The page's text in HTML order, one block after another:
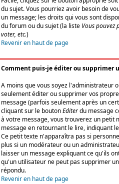
du sujet. Vous pourriez avoir besoin de
un message; les droits qui vous sont
du forum ou du sujet (la liste Vous pouvez
voter, etc.)
Revenir en haut de page
Comment puis-je éditer ou supprimer
A moins que vous soyez l'administrateur
seulement éditer ou supprimer vos
message (parfois seulement après un
cliquant sur le boutonEditerdu message
à votre message, vous trouverez un petit
message en retournant le lire, indiquant
Ce petit texte n'apparaîtra pas si
plus si un modérateur ou un
laisser un message expliquant ce qu'ils
qu'un utilisateur ne peut pas supprimer
répondu.
Revenir en haut de page